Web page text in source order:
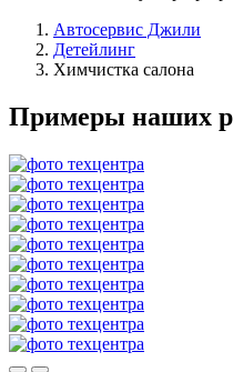
Автосервис Джили
Детейлинг
Химчистка салона
Примеры наших